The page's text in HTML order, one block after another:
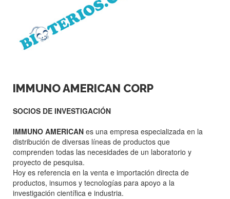
IMMUNO AMERICAN CORP
SOCIOS DE INVESTIGACIÓN
IMMUNO AMERICAN es una empresa especializada en la
distribución de diversas líneas de productos que
comprenden todas las necesidades de un laboratorio y
proyecto de pesquisa.
Hoy es referencia en la venta e importación directa de
productos, insumos y tecnologías para apoyo a la
investigación científica e industria.